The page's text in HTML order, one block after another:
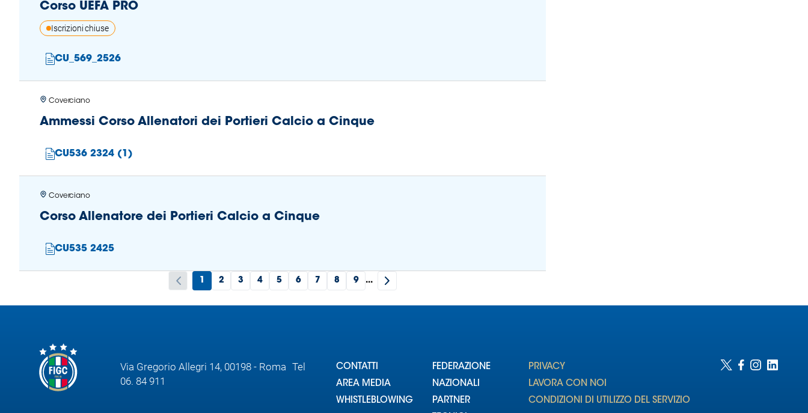
Corso UEFA PRO
Iscrizioni chiuse
CU_569_2526
Ammessi Corso Allenatori dei Portieri Calcio a Cinque
Coverciano
CU536 2324 (1)
Corso Allenatore dei Portieri Calcio a Cinque
Coverciano
CU535 2425
1 2 3 4 5 6 7 8 9 ...
Via Gregorio Allegri 14, 00198 - Roma Tel
06. 84 911
CONTATTI
AREA MEDIA
WHISTLEBLOWING
FEDERAZIONE
NAZIONALI
PARTNER
PRIVACY
LAVORA CON NOI
CONDIZIONI DI UTILIZZO DEL SERVIZIO